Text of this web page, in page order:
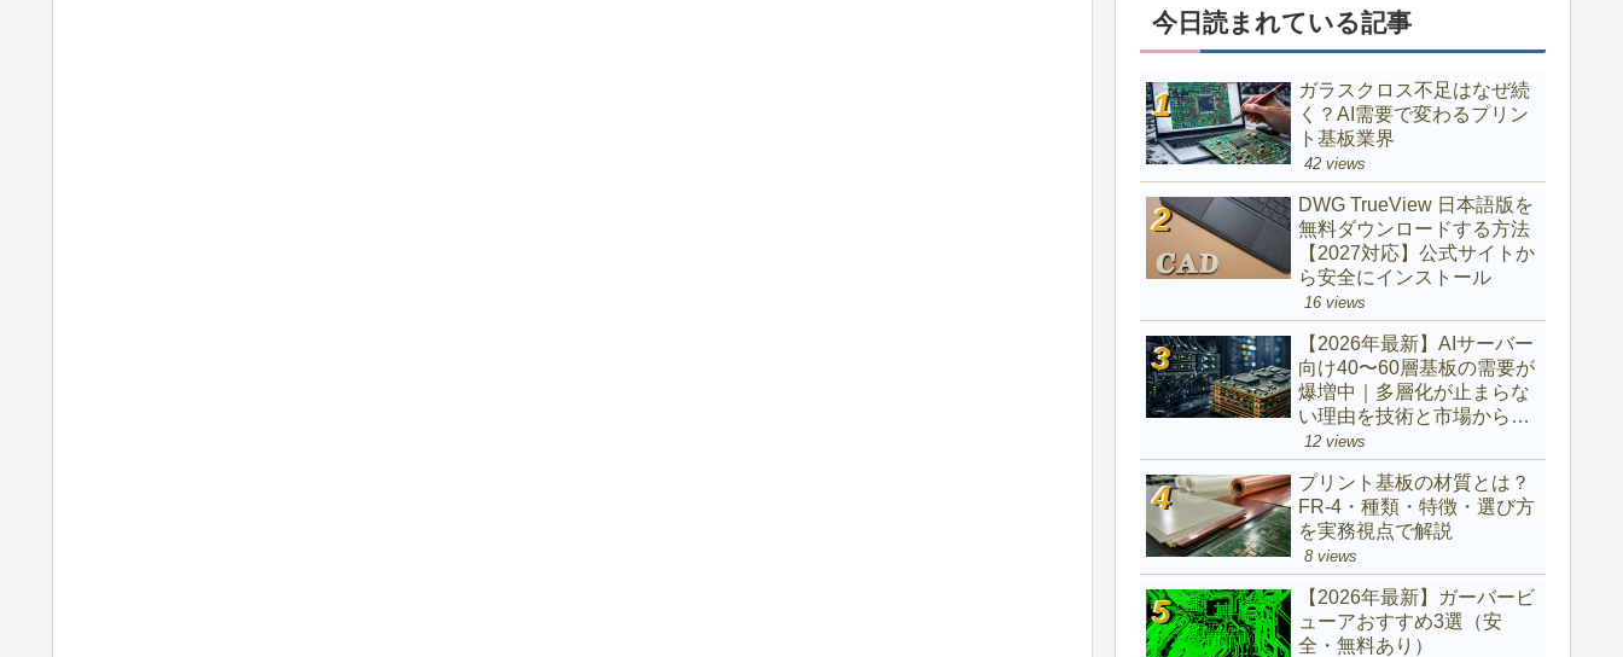
今日読まれている記事
ガラスクロス不足はなぜ続
く？AI需要で変わるプリン
ト基板業界
42 views
DWG TrueView 日本語版を
無料ダウンロードする方法
【2027対応】公式サイトか
ら安全にインストール
16 views
【2026年最新】AIサーバー
向け40〜60層基板の需要が
爆増中｜多層化が止まらな
い理由を技術と市場から解
説
12 views
プリント基板の材質とは？
FR-4・種類・特徴・選び方
を実務視点で解説
8 views
【2026年最新】ガーバービ
ューアおすすめ3選（安
全・無料あり）